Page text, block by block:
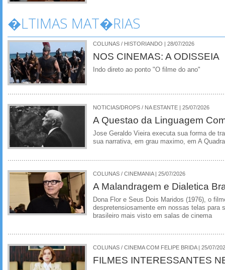
�LTIMAS MAT�RIAS
COLUNAS / HISTORIANDO | 28/07/2026
NOS CINEMAS: A ODISSEIA
Indo direto ao ponto "O filme do ano"
NOTICIAS/DROPS / NA ESTANTE | 25/07/2026
A Questao da Linguagem
Jose Geraldo Vieira executa sua forma de
sua narrativa, em grau maximo, em A
COLUNAS / CINEMANIA | 25/07/2026
A Malandragem e Dialetica
Dona Flor e Seus Dois Maridos (1976), o
despretensiosamente em nossas telas para
brasileiro mais visto em salas de cinema
COLUNAS / CINEMA COM FELIPE BRIDA | 25/07/
FILMES INTERESSANTES